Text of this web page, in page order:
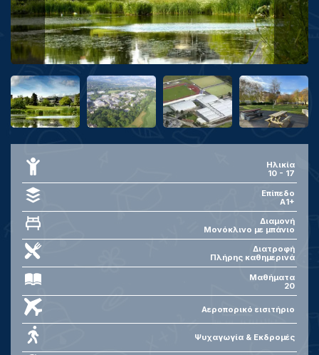
Ηλικία
10- 17
Επίπεδο
Α1+
Διαμονή
Μονόκλινο με μπάνιο
Διατροφή
Πλήρης καθημερινά
Μαθήματα
20
Αεροπορικό εισιτήριο
Ψυχαγωγία & Εκδρομές